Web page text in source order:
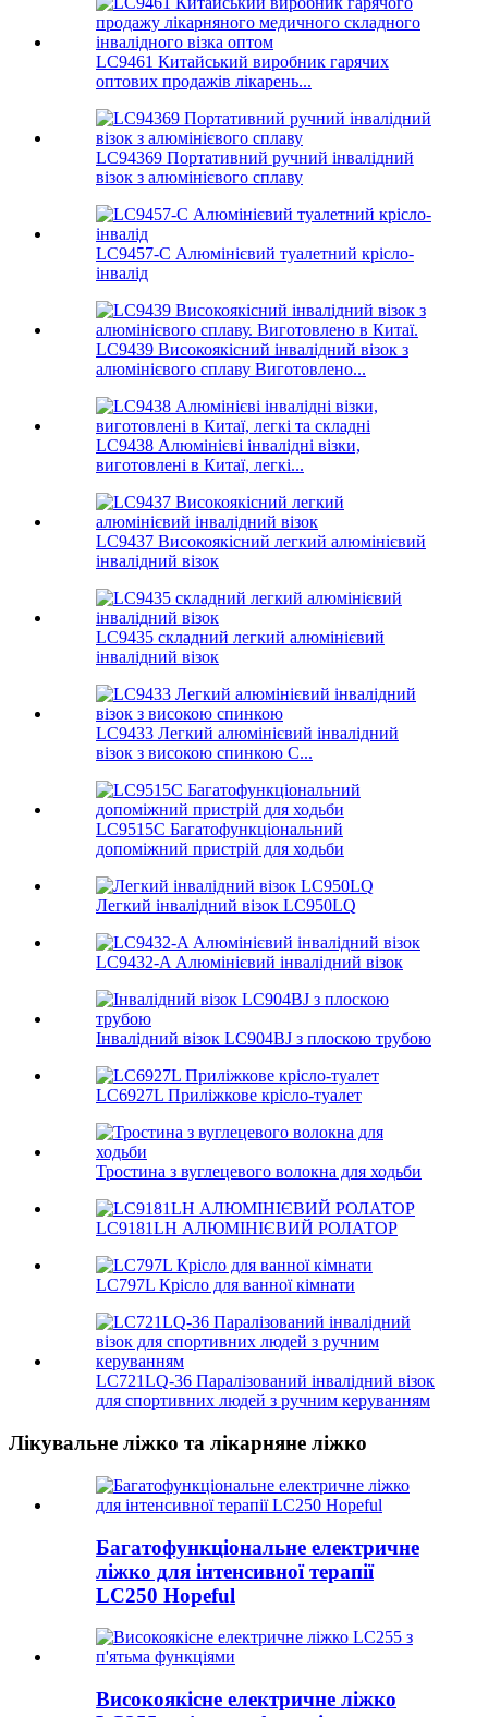
LC9461 Китайський виробник гарячих
оптових продажів лікарень...
LC94369 Портативний ручний інвалідний
візок з алюмінієвого сплаву
LC9457-C Алюмінієвий туалетний крісло-
інвалід
LC9439 Високоякісний інвалідний візок з
алюмінієвого сплаву Виготовлено...
LC9438 Алюмінієві інвалідні візки,
виготовлені в Китаї, легкі...
LC9437 Високоякісний легкий алюмінієвий
інвалідний візок
LC9435 складний легкий алюмінієвий
інвалідний візок
LC9433 Легкий алюмінієвий інвалідний
візок з високою спинкою C...
LC9515C Багатофункціональний
допоміжний пристрій для ходьби
Легкий інвалідний візок LC950LQ
LC9432-A Алюмінієвий інвалідний візок
Інвалідний візок LC904BJ з плоскою трубою
LC6927L Приліжкове крісло-туалет
Тростина з вуглецевого волокна для ходьби
LC9181LH АЛЮМІНІЄВИЙ РОЛАТОР
LC797L Крісло для ванної кімнати
LC721LQ-36 Паралізований інвалідний візок
для спортивних людей з ручним керуванням
Лікувальне ліжко та лікарняне ліжко
Багатофункціональне електричне
ліжко для інтенсивної терапії
LC250 Hopeful
Високоякісне електричне ліжко